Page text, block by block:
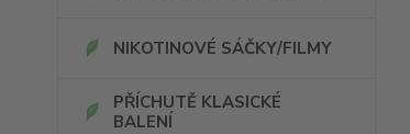
NIKOTINOVÉ SÁČKY/FILMY
PŘÍCHUTĚ KLASICKÉ
BALENÍ